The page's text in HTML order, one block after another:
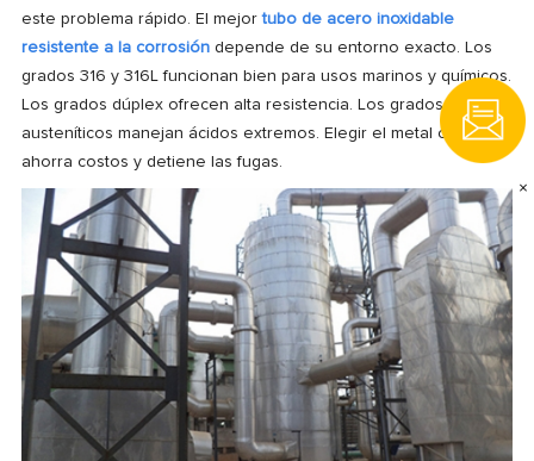
×
este problema rápido. El mejortubo de acero inoxidable
resistente a la corrosióndepende de su entorno exacto. Los
grados 316 y 316L funcionan bien para usos marinos y químicos.
Los grados dúplex ofrecen alta resistencia. Los grados súper
austeníticos manejan ácidos extremos. Elegir el metal correcto
ahorra costos y detiene las fugas.